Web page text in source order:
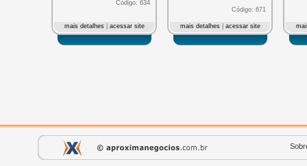
Código: 634
mais detalhes| acessar site
Código: 671
mais detalhes| acessar site